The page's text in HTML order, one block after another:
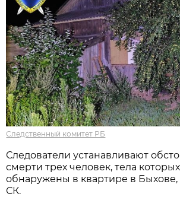
Следственный комитет РБ
Следователи устанавливают
смерти трех человек, тела
обнаружены в квартире в Быхове,
СК.